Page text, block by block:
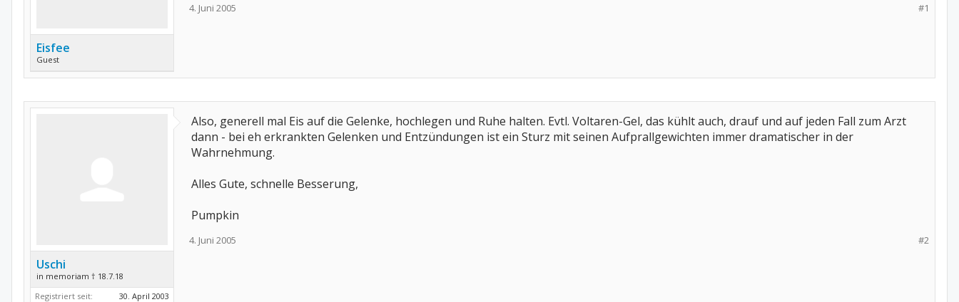
Eisfee
Guest
#1
4. Juni 2005
Uschi
in memoriam † 18.7.18
Registriert seit:
30. April 2003
Also, generell mal Eis auf die Gelenke, hochlegen und Ruhe halten. Evtl. Voltaren-Gel, das kühlt auch, drauf und auf jeden Fall zum Arzt
dann - bei eh erkrankten Gelenken und Entzündungen ist ein Sturz mit seinen Aufprallgewichten immer dramatischer in der
Wahrnehmung.
Alles Gute, schnelle Besserung,
Pumpkin
#2
4. Juni 2005